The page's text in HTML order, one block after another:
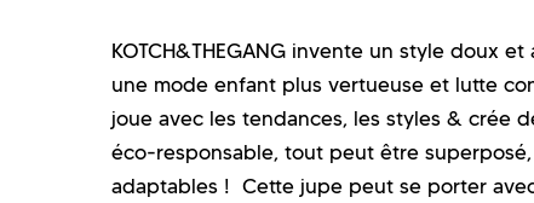
KOTCH&THEGANG invente un style doux
une mode enfant plus vertueuse et lutte
joue avec les tendances, les styles & crée
éco-responsable, tout peut être
adaptables ! Cette jupe peut se porter